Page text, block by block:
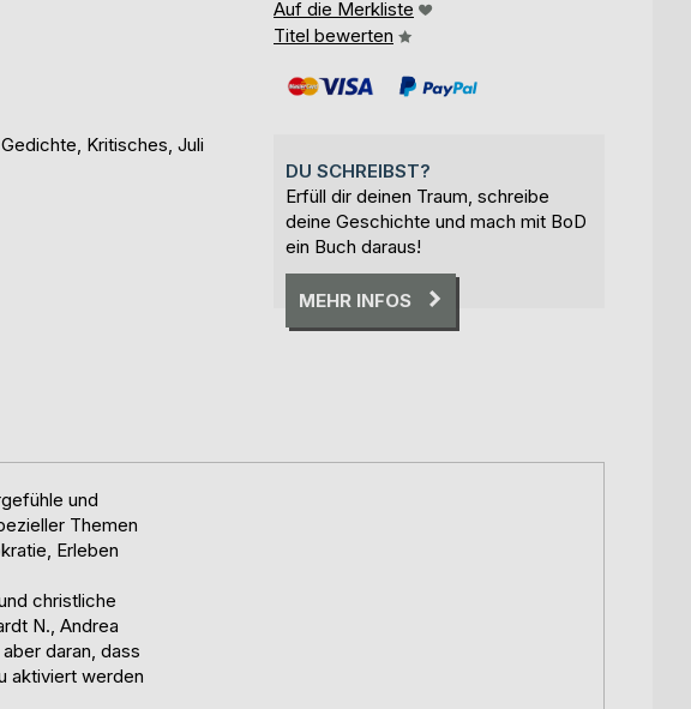
Kritisches, Juli
Auf die Merkliste
Titel bewerten
DU SCHREIBST?
Erfüll dir deinen Traum, schreibe
deine Geschichte und mach mit BoD
ein Buch daraus!
MEHR INFOS
und
Themen
Erleben
christliche
N., Andrea
daran, dass
aktiviert werden